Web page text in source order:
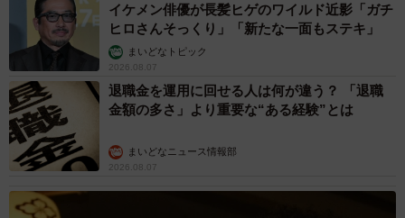
イケメン俳優が長髪ヒゲのワイルド近影「ガチ
ヒロさんそっくり」「新たな一面もステキ」
まいどなトピック
2026.08.07
退職金を運用に回せる人は何が違う？ 「退職
金額の多さ」より重要な“ある経験”とは
まいどなニュース情報部
2026.08.07